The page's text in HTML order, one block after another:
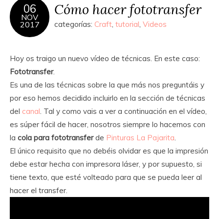
06
NOV
2017
Cómo hacer fototransfer
categorías: Craft, tutorial, Videos
Hoy os traigo un nuevo vídeo de técnicas. En este caso:
Fototransfer.
Es una de las técnicas sobre la que más nos preguntáis y
por eso hemos decidido incluirlo en la sección de técnicas
del canal. Tal y como vais a ver a continuación en el vídeo,
es súper fácil de hacer, nosotros siempre lo hacemos con
la cola para fototransferde Pinturas La Pajarita.
El único requisito que no debéis olvidar es que la impresión
debe estar hecha con impresora láser, y por supuesto, si
tiene texto, que esté volteado para que se pueda leer al
hacer el transfer.